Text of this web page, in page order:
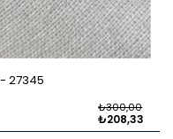
27345
₺208,33
₺300,00